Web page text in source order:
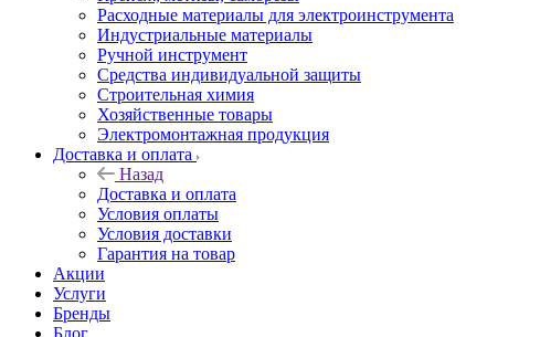
Расходные материалы для электроинструмента
Индустриальные материалы
Ручной инструмент
Средства индивидуальной защиты
Строительная химия
Хозяйственные товары
Электромонтажная продукция
Доставка и оплата
Назад
Доставка и оплата
Условия оплаты
Условия доставки
Гарантия на товар
Акции
Услуги
Бренды
Блог